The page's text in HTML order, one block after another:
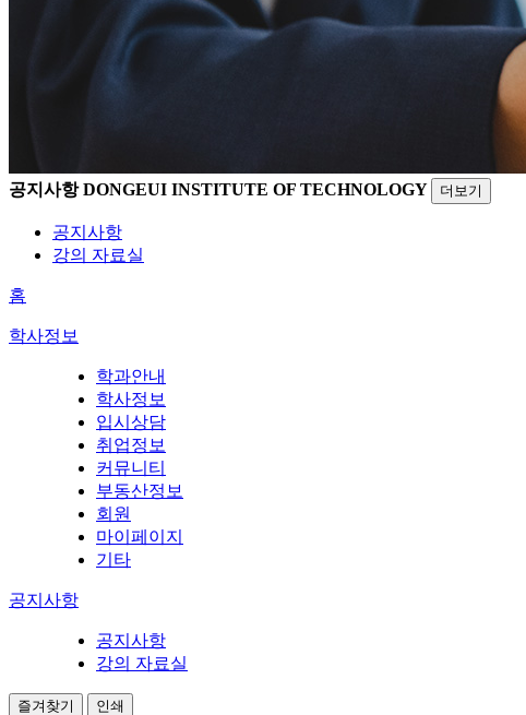
공지사항DONGEUI INSTITUTE OF TECHNOLOGY 더보기
공지사항
강의 자료실
홈
학사정보
학과안내
학사정보
입시상담
취업정보
커뮤니티
부동산정보
회원
마이페이지
기타
공지사항
공지사항
강의 자료실
즐겨찾기 인쇄